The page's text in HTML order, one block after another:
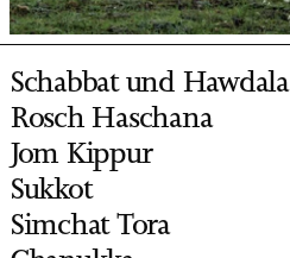
Schabbat und Hawdala
Rosch Haschana
Jom Kippur
Sukkot
Simchat Tora